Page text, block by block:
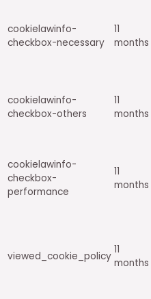
cookielawinfo-
checkbox-necessary
11
months
cookielawinfo-
checkbox-others
11
months
cookielawinfo-
checkbox-
performance
11
months
viewed_cookie_policy
11
months